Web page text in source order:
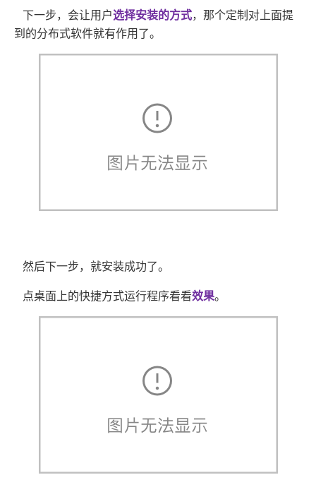
下一步，会让用户选择安装的方式，那个定制对上面提
到的分布式软件就有作用了。
然后下一步，就安装成功了。
点桌面上的快捷方式运行程序看看效果。